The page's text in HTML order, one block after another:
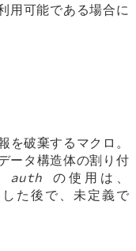
可能である場合に
破棄するマクロ。
ータ構造体の割り付
auth の使用は、
た後で、未定義で